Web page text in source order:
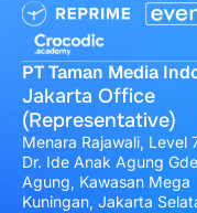
PT Taman Media
Jakarta Office
(Representative)
Menara Rajawali, Level
Dr. Ide Anak Agung Gde
Agung, Kawasan Mega
Kuningan, Jakarta